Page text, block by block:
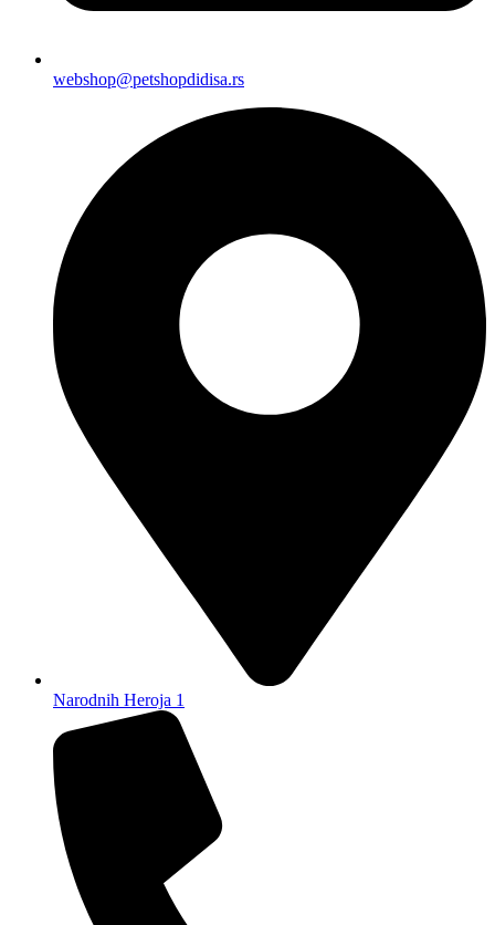
webshop@petshopdidisa.rs
Narodnih Heroja 1